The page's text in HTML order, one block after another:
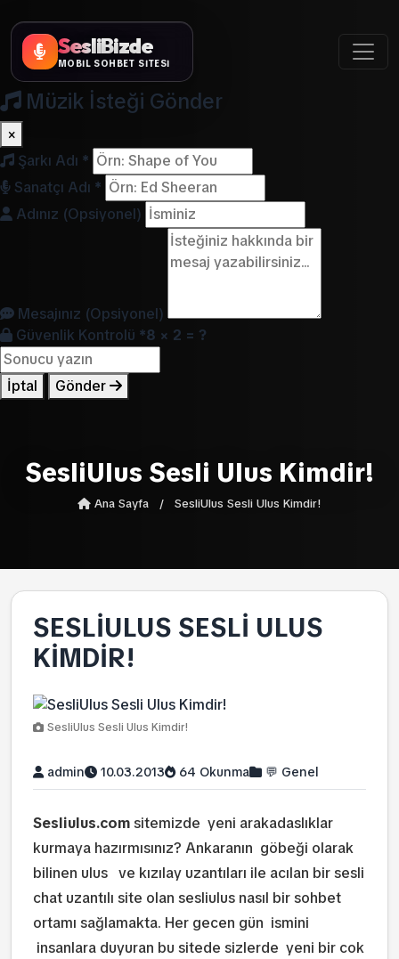
SesliBizde
MOBİL SOHBET SİTESİ
Müzik İsteği Gönder
×
Şarkı Adı *
Sanatçı Adı *
Adınız (Opsiyonel)
Mesajınız (Opsiyonel)
Güvenlik Kontrolü *8 × 2 = ?
İptal Gönder
SesliUlus Sesli Ulus Kimdir!
Ana Sayfa / SesliUlus Sesli Ulus Kimdir!
SESLIULUS SESLI ULUS
KIMDIR!
SesliUlus Sesli Ulus Kimdir!
admin 10.03.2013 64 Okunma 💬 Genel
Sesliulus.comsitemizde yeni arakadaslıklar
kurmaya hazırmısınız? Ankaranın göbeği olarak
bilinen ulus ve kızılay uzantıları ile acılan bir sesli
chat uzantılı site olan sesliulus nasıl bir sohbet
ortamı sağlamakta. Her gecen gün ismini
insanlara duyuran bu sitede sizlerde yeni bir cok